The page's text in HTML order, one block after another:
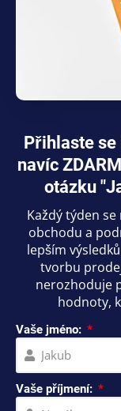
Přihlaste se
navíc
otázku
Každý týden
obchodu a
lepším
tvorbu
nerozhoduje
hodnoty,
Vaše jméno:
Vaše příjmení: